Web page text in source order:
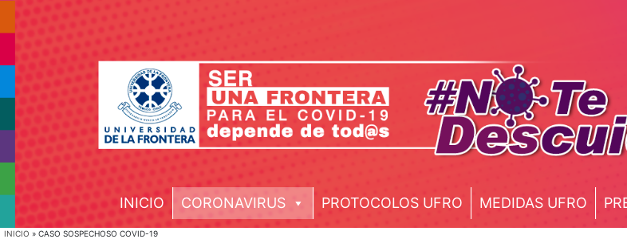
INICIO CORONAVIRUS PROTOCOLOS UFRO MEDIDAS UFRO
INICIO » CASO SOSPECHOSO COVID-19